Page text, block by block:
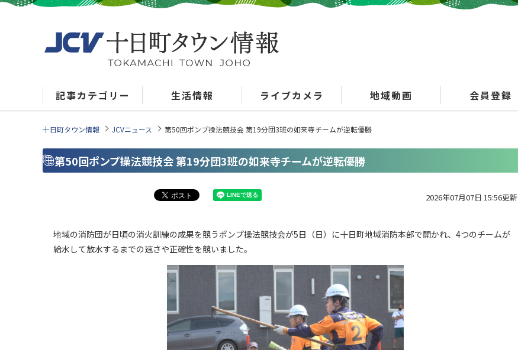
記事カテゴリー 生活情報 ライブカメラ 地域動画 会員登録
十日町タウン情報 JCVニュース 第50回ポンプ操法競技会 第19分団3班の如来寺チームが逆転優勝
第50回ポンプ操法競技会 第19分団3班の如来寺チームが逆転優勝
2026年07月07日 15:56更新
地域の消防団が日頃の消火訓練の成果を競うポンプ操法競技会が5日（日）に十日町地域消防本部で開かれ、4つのチームが
給水して放水するまでの速さや正確性を競いました。